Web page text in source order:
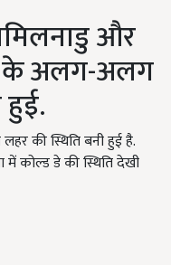
और
के अलग-अलग
हुई.
की स्थिति बनी हुई है.
में कोल्ड डे की स्थिति देखी